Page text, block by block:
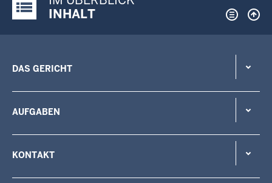
Justiz-Portal im Überblick:
INHALT
DAS GERICHT
AUFGABEN
KONTAKT